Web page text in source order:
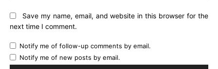
Save my name, email, and website in this browser for the
next time I comment.
Notify me of follow-up comments by email.
Notify me of new posts by email.